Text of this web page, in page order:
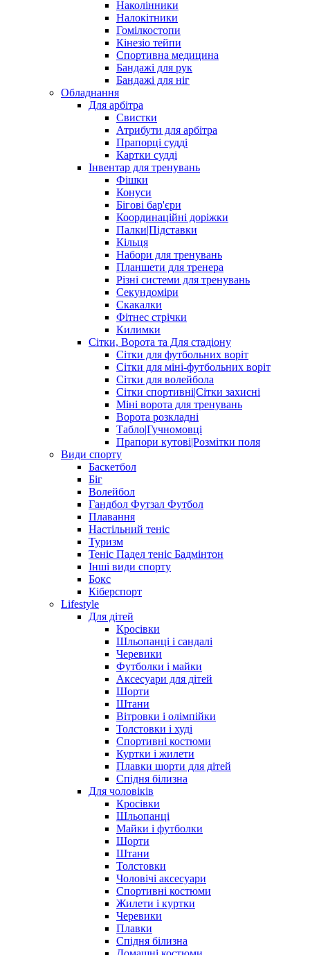
Наколінники
Налокітники
Гомілкостопи
Кінезіо тейпи
Спортивна медицина
Бандажі для рук
Бандажі для ніг
Обладнання
Для арбітра
Свистки
Атрибути для арбітра
Прапорці судді
Картки судді
Інвентар для тренувань
Фішки
Конуси
Бігові бар'єри
Координаційні доріжки
Палки|Підставки
Кільця
Набори для тренувань
Планшети для тренера
Різні системи для тренувань
Секундоміри
Скакалки
Фітнес стрічки
Килимки
Сітки, Ворота та Для стадіону
Сітки для футбольних воріт
Сітки для міні-футбольних воріт
Сітки для волейбола
Сітки спортивні|Cітки захисні
Міні ворота для тренувань
Ворота розкладні
Табло|Гучномовці
Прапори кутові|Розмітки поля
Види спорту
Баскетбол
Біг
Волейбол
Гандбол Футзал Футбол
Плавання
Настільний теніс
Туризм
Теніс Падел теніс Бадмінтон
Інші види спорту
Бокс
Кіберспорт
Lifestyle
Для дітей
Кросівки
Шльопанці і сандалі
Черевики
Футболки і майки
Аксесуари для дітей
Шорти
Штани
Вітровки і олімпійки
Толстовки і худі
Спортивні костюми
Куртки і жилети
Плавки шорти для дітей
Спідня білизна
Для чоловіків
Кросівки
Шльопанці
Майки і футболки
Шорти
Штани
Толстовки
Чоловічі аксесуари
Спортивні костюми
Жилети і куртки
Черевики
Плавки
Спідня білизна